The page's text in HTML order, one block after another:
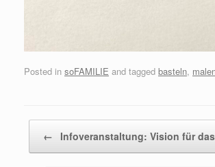
Posted in soFAMILIE and tagged basteln,
← Infoveranstaltung: Vision für